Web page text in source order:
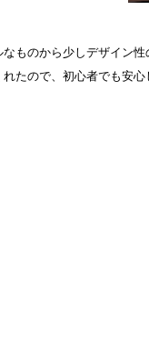
ものから少しデザイン
たので、初心者でも安